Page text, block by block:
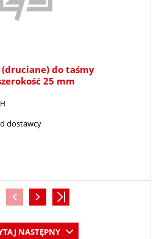
do taśmy
25 mm
dostawcy
NASTĘPNY